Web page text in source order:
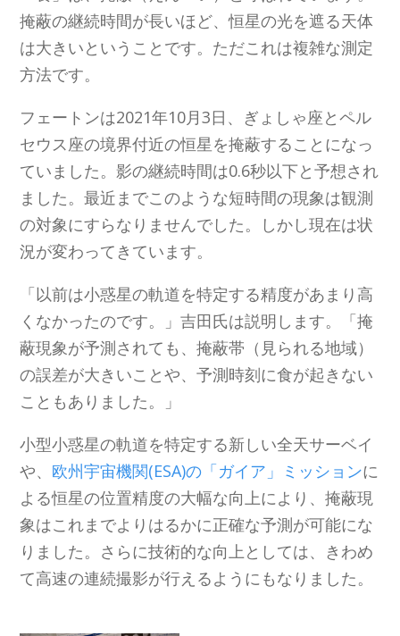
掩蔽の継続時間が長いほど、恒星の光を遮る天体
は大きいということです。ただこれは複雑な測定
方法です。
フェートンは2021年10月3日、ぎょしゃ座とペル
セウス座の境界付近の恒星を掩蔽することになっ
ていました。影の継続時間は0.6秒以下と予想され
ました。最近までこのような短時間の現象は観測
の対象にすらなりませんでした。しかし現在は状
況が変わってきています。
「以前は小惑星の軌道を特定する精度があまり高
くなかったのです。」吉田氏は説明します。「掩
蔽現象が予測されても、掩蔽帯（見られる地域）
の誤差が大きいことや、予測時刻に食が起きない
こともありました。」
小型小惑星の軌道を特定する新しい全天サーベイ
や、 欧州宇宙機関(ESA)の「ガイア」ミッションに
よる恒星の位置精度の大幅な向上により、掩蔽現
象はこれまでよりはるかに正確な予測が可能にな
りました。さらに技術的な向上としては、きわめ
て高速の連続撮影が行えるようにもなりました。